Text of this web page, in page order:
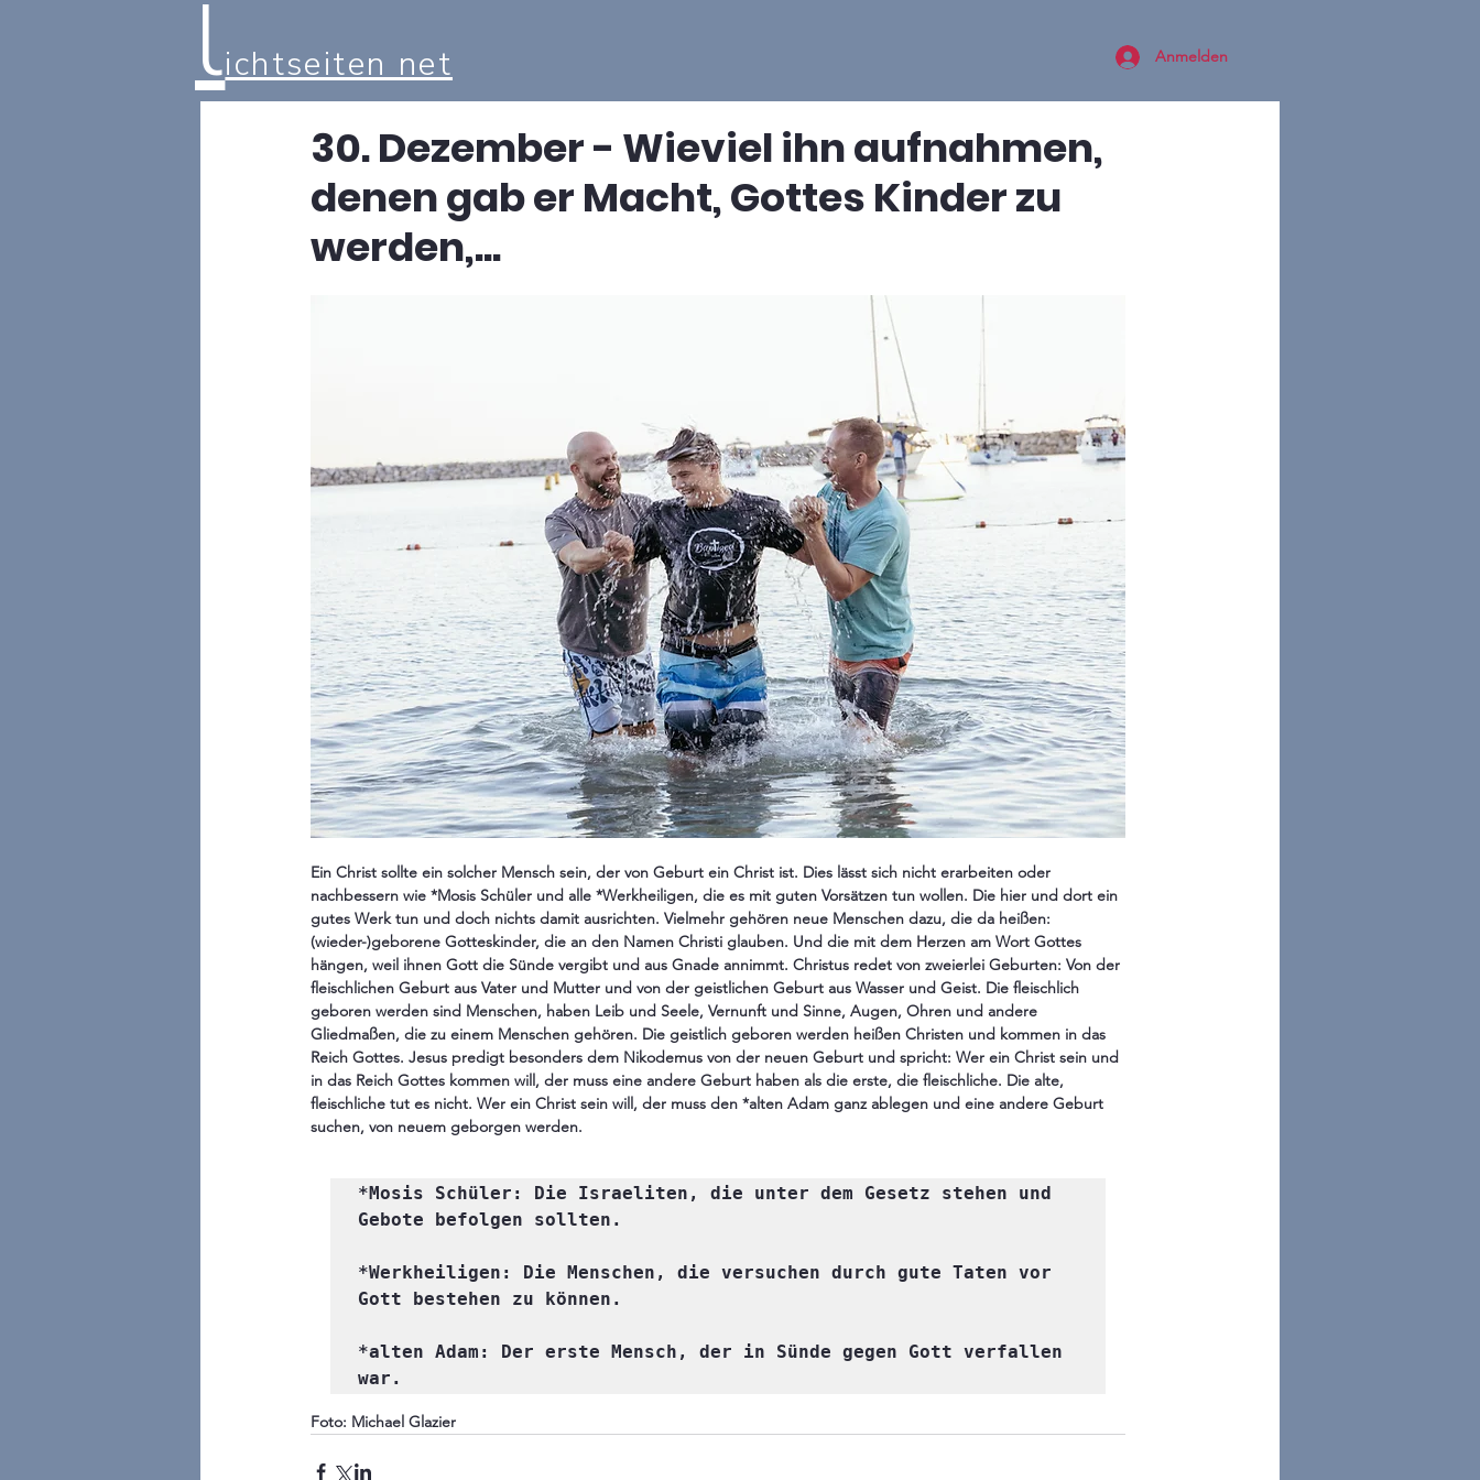
lichtseiten net Anmelden
30. Dezember - Wieviel ihn aufnahmen,
denen gab er Macht, Gottes Kinder zu
werden,...
Ein Christ sollte ein solcher Mensch sein, der von Geburt ein Christ ist. Dies lässt sich nicht erarbeiten oder
nachbessern wie *Mosis Schüler und alle *Werkheiligen, die es mit guten Vorsätzen tun wollen. Die hier und dort ein
gutes Werk tun und doch nichts damit ausrichten. Vielmehr gehören neue Menschen dazu, die da heißen:
(wieder-)geborene Gotteskinder, die an den Namen Christi glauben. Und die mit dem Herzen am Wort Gottes
hängen, weil ihnen Gott die Sünde vergibt und aus Gnade annimmt. Christus redet von zweierlei Geburten: Von der
fleischlichen Geburt aus Vater und Mutter und von der geistlichen Geburt aus Wasser und Geist. Die fleischlich
geboren werden sind Menschen, haben Leib und Seele, Vernunft und Sinne, Augen, Ohren und andere
Gliedmaßen, die zu einem Menschen gehören. Die geistlich geboren werden heißen Christen und kommen in das
Reich Gottes. Jesus predigt besonders dem Nikodemus von der neuen Geburt und spricht: Wer ein Christ sein und
in das Reich Gottes kommen will, der muss eine andere Geburt haben als die erste, die fleischliche. Die alte,
fleischliche tut es nicht. Wer ein Christ sein will, der muss den *alten Adam ganz ablegen und eine andere Geburt
suchen, von neuem geborgen werden.
*Mosis Schüler: Die Israeliten, die unter dem Gesetz stehen und
Gebote befolgen sollten.
*Werkheiligen: Die Menschen, die versuchen durch gute Taten vor
Gott bestehen zu können.
*alten Adam: Der erste Mensch, der in Sünde gegen Gott verfallen
Foto: Michael Glazier